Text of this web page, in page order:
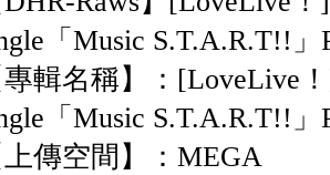
「Music S.T.A.R.T!!」
專輯名稱】：[LoveLive
「Music S.T.A.R.T!!」
上傳空間】：MEGA